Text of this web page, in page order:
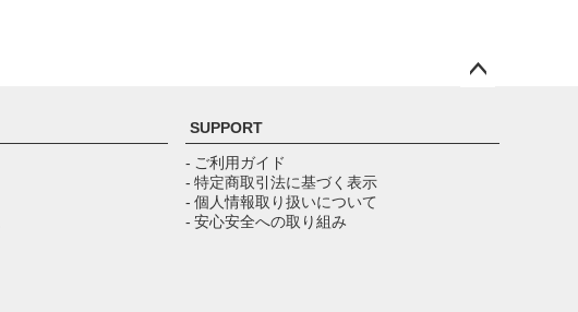
ップ
SUPPORT
- ご利用ガイド
- 特定商取引法に基づく表示
- 個人情報取り扱いについて
- 安心安全への取り組み